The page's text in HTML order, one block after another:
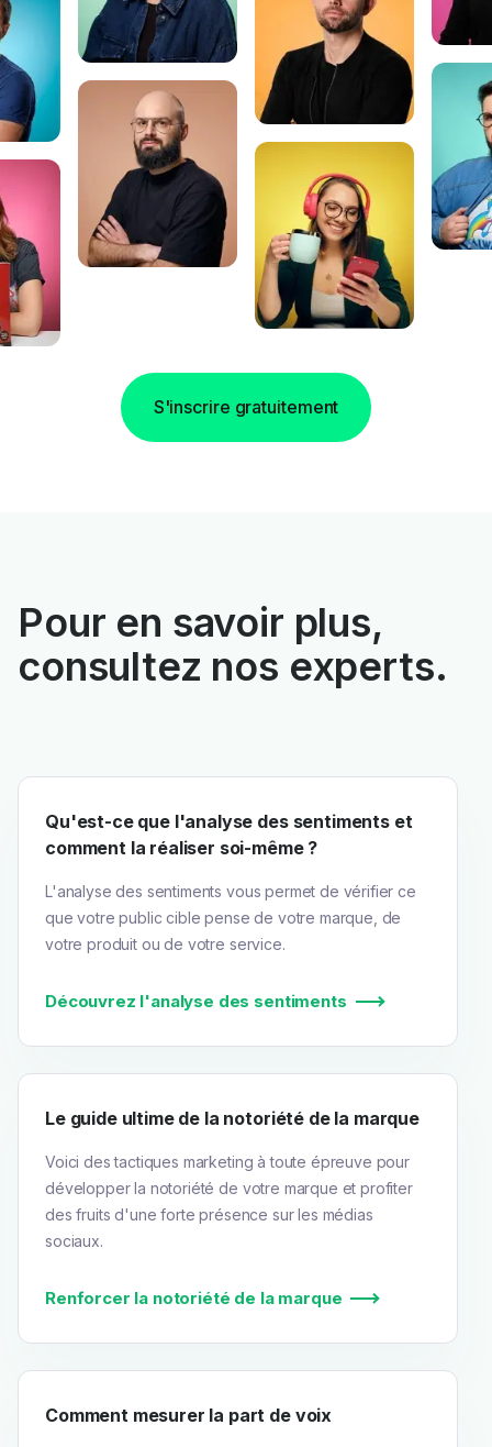
S'inscrire gratuitement
Pour en savoir plus,
consultez nos experts.
Qu'est-ce que l'analyse des sentiments et
comment la réaliser soi-même ?
L'analyse des sentiments vous permet de vérifier ce
que votre public cible pense de votre marque, de
votre produit ou de votre service.
Découvrez l'analyse des sentiments
Le guide ultime de la notoriété de la marque
Voici des tactiques marketing à toute épreuve pour
développer la notoriété de votre marque et profiter
des fruits d'une forte présence sur les médias
sociaux.
Renforcer la notoriété de la marque
Comment mesurer la part de voix